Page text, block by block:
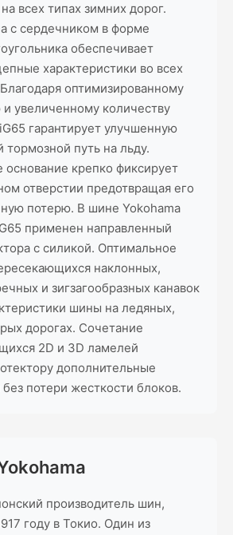
всех типах зимних дорог.
с сердечником в форме
обеспечивает
характеристики во всех
оптимизированному
увеличенному количеству
гарантирует улучшенную
тормозной путь на льду.
основание крепко фиксирует
отверстии предотвращая его
потерю. В шине Yokohama
применен направленный
с силикой. Оптимальное
наклонных,
и зигзагообразных канавок
шины на ледяных,
дорогах. Сочетание
2D и 3D ламелей
дополнительные
потери жесткости блоков.
производитель шин,
году в Токио. Один из